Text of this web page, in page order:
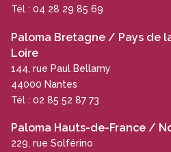
Tél : 04 28 29 85 69
Paloma Bretagne / Pays de
Loire
144, rue Paul Bellamy
44000 Nantes
Tél : 02 85 52 87 73
Paloma Hauts-de-France /
229, rue Solférino